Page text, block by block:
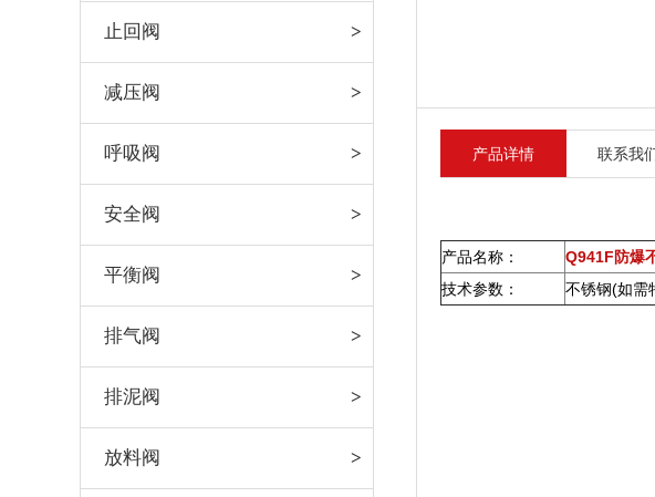
止回阀
减压阀
呼吸阀
安全阀
平衡阀
排气阀
排泥阀
放料阀
产品详情 联系我
产品名称：
Q941F防爆
技术参数：
不锈钢(如需